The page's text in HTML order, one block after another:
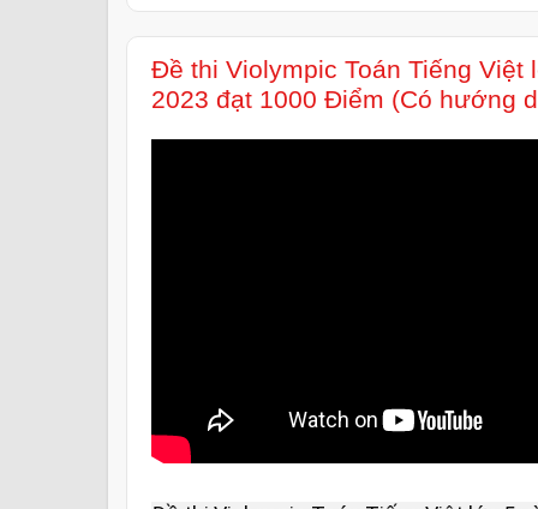
Đề thi Violympic Toán Tiếng Việt
2023 đạt 1000 Điểm (Có hướng